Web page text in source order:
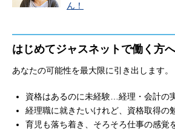
ん！
はじめてジャスネットで働く方へ
あなたの可能性を最大限に引き出します。
資格はあるのに未経験…経理・会計の
経理職に就きたいけれど、資格取得の
育児も落ち着き、そろそろ仕事の感覚